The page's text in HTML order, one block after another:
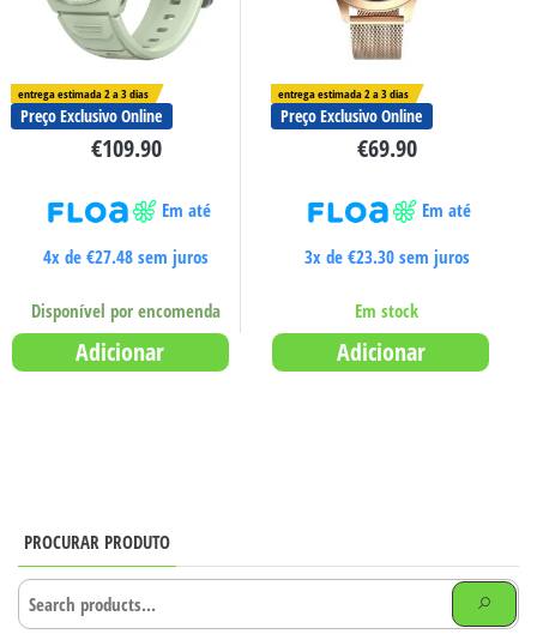
entrega estimada 2 a 3 dias
Preço Exclusivo Online
€109.90
Em até
4x de€27.48 sem juros
Disponível por encomenda
Adicionar
entrega estimada 2 a 3 dias
Preço Exclusivo Online
€69.90
Em até
3x de €23.30sem juros
Em stock
Adicionar
PROCURAR PRODUTO